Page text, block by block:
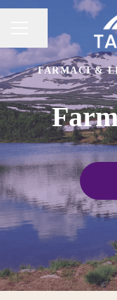
KARRIÄRMENY
Dela sidan
FARMACI &